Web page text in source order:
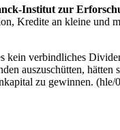
Institut zur
Kredite an kleine und
kein verbindliches
auszuschütten,
zu gewinnen. (hle/